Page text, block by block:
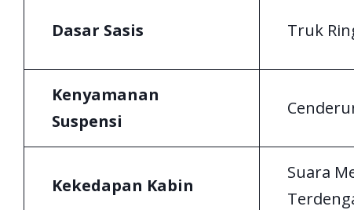
Dasar Sasis Truk
Kenyamanan
Suspensi
Kekedapan Kabin
Suara